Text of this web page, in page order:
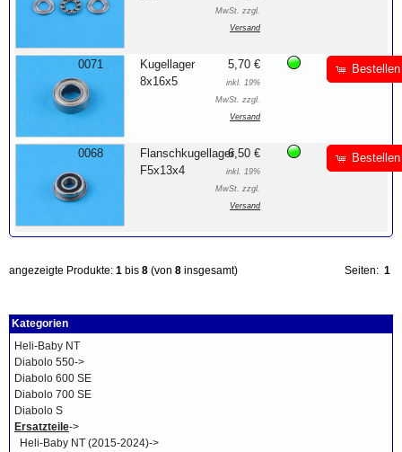
MwSt. zzgl.
Versand
0071
Kugellager
8x16x5
5,70 €
inkl. 19%
MwSt. zzgl.
Versand
Bestellen
0068
Flanschkugellager
F5x13x4
6,50 €
inkl. 19%
MwSt. zzgl.
Versand
Bestellen
Seiten: 1
angezeigte Produkte: 1 bis 8 (von 8 insgesamt)
Kategorien
Heli-Baby NT
Diabolo 550->
Diabolo 600 SE
Diabolo 700 SE
Diabolo S
Ersatzteile->
Heli-Baby NT (2015-2024)->